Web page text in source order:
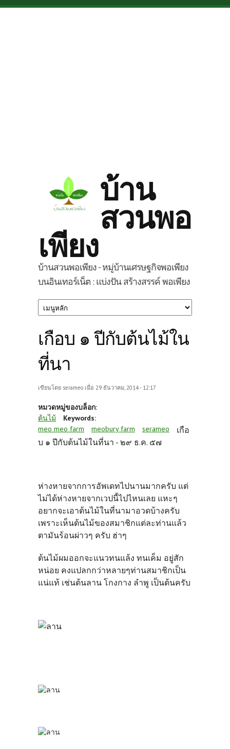
Skip to main content
บ้าน
สวนพอ
เพียง
บ้านสวนพอเพียง - หมู่บ้านเศรษฐกิจพอเพียง
บนอินเทอร์เน็ต : แบ่งปัน สร้างสรรค์ พอเพียง
เกือบ ๑ ปีกับต้นไม้ใน
ที่นา
เขียนโดย serameo เมื่อ 29 ธันวาคม, 2014 - 12:17
หมวดหมู่ของบล็อก:
ต้นไม้
Keywords:
meo meo farm
meobury farm serameo
เกือ
บ ๑ ปีกับต้นไม้ในที่นา - ๒๙ ธ.ค. ๕๗
ห่างหายจากการอัพเดทไปนานมากครับ แต่
ไม่ได้ห่างหายจากเวปนี้ไปไหนเลย แหะๆ
อยากจะเอาต้นไม้ในที่นามาอวดบ้างครับ
เพราะเห็นต้นไม้ของสมาชิกแต่ละท่านแล้ว
ตามันร้อนผ่าวๆ ครับ ฮ่าๆ
ต้นไม้ผมออกจะแนวทนแล้ง ทนเค็ม อยู่สัก
หน่อย คงแปลกกว่าหลายๆท่านสมาชิกเป็น
แน่แท้ เช่นต้นลาน โกงกาง ลำพู เป็นต้นครับ